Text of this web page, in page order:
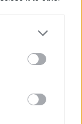
more Google
may click to
party tags to
below Google
árult
kereslet
évnek
ketchup
nemcsak